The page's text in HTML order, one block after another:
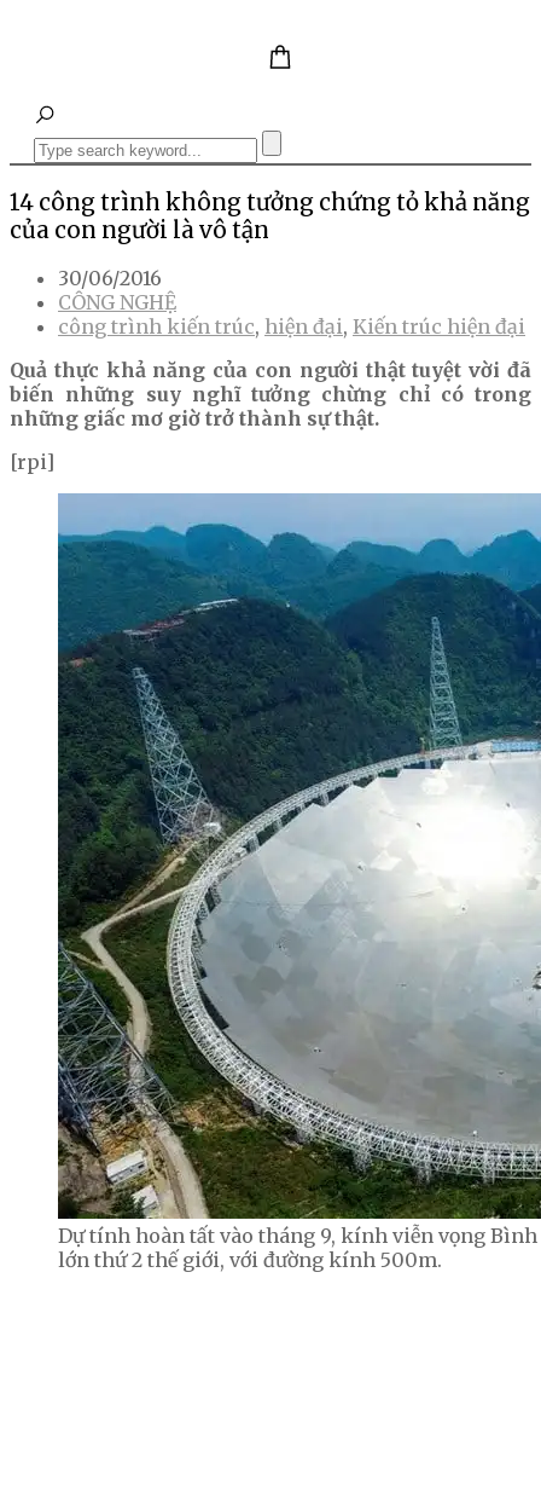
14 công trình không tưởng chứng tỏ khả năng
của con người là vô tận
30/06/2016
CÔNG NGHỆ
công trình kiến trúc, hiện đại, Kiến trúc hiện đại
Quả thực khả năng của con người thật tuyệt vời đã
biến những suy nghĩ tưởng chừng chỉ có trong
những giấc mơ giờ trở thành sự thật.
[rpi]
Dự tính hoàn tất vào tháng 9, kính viễn vọng
lớn thứ 2 thế giới, với đường kính 500m.